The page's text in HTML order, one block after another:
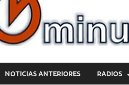
NOTICIAS ANTERIORES RADIOS